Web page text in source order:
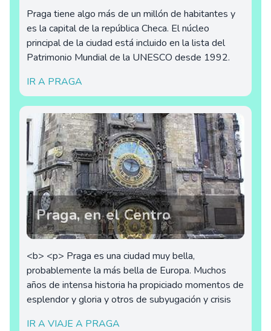
Praga tiene algo más de un millón de habitantes y
es la capital de la república Checa. El núcleo
principal de la ciudad está incluido en la lista del
Patrimonio Mundial de la UNESCO desde 1992.
IR A PRAGA
Praga, en el Centro
<b> <p> Praga es una ciudad muy bella,
probablemente la más bella de Europa. Muchos
años de intensa historia ha propiciado momentos de
esplendor y gloria y otros de subyugación y crisis
IR A VIAJE A PRAGA